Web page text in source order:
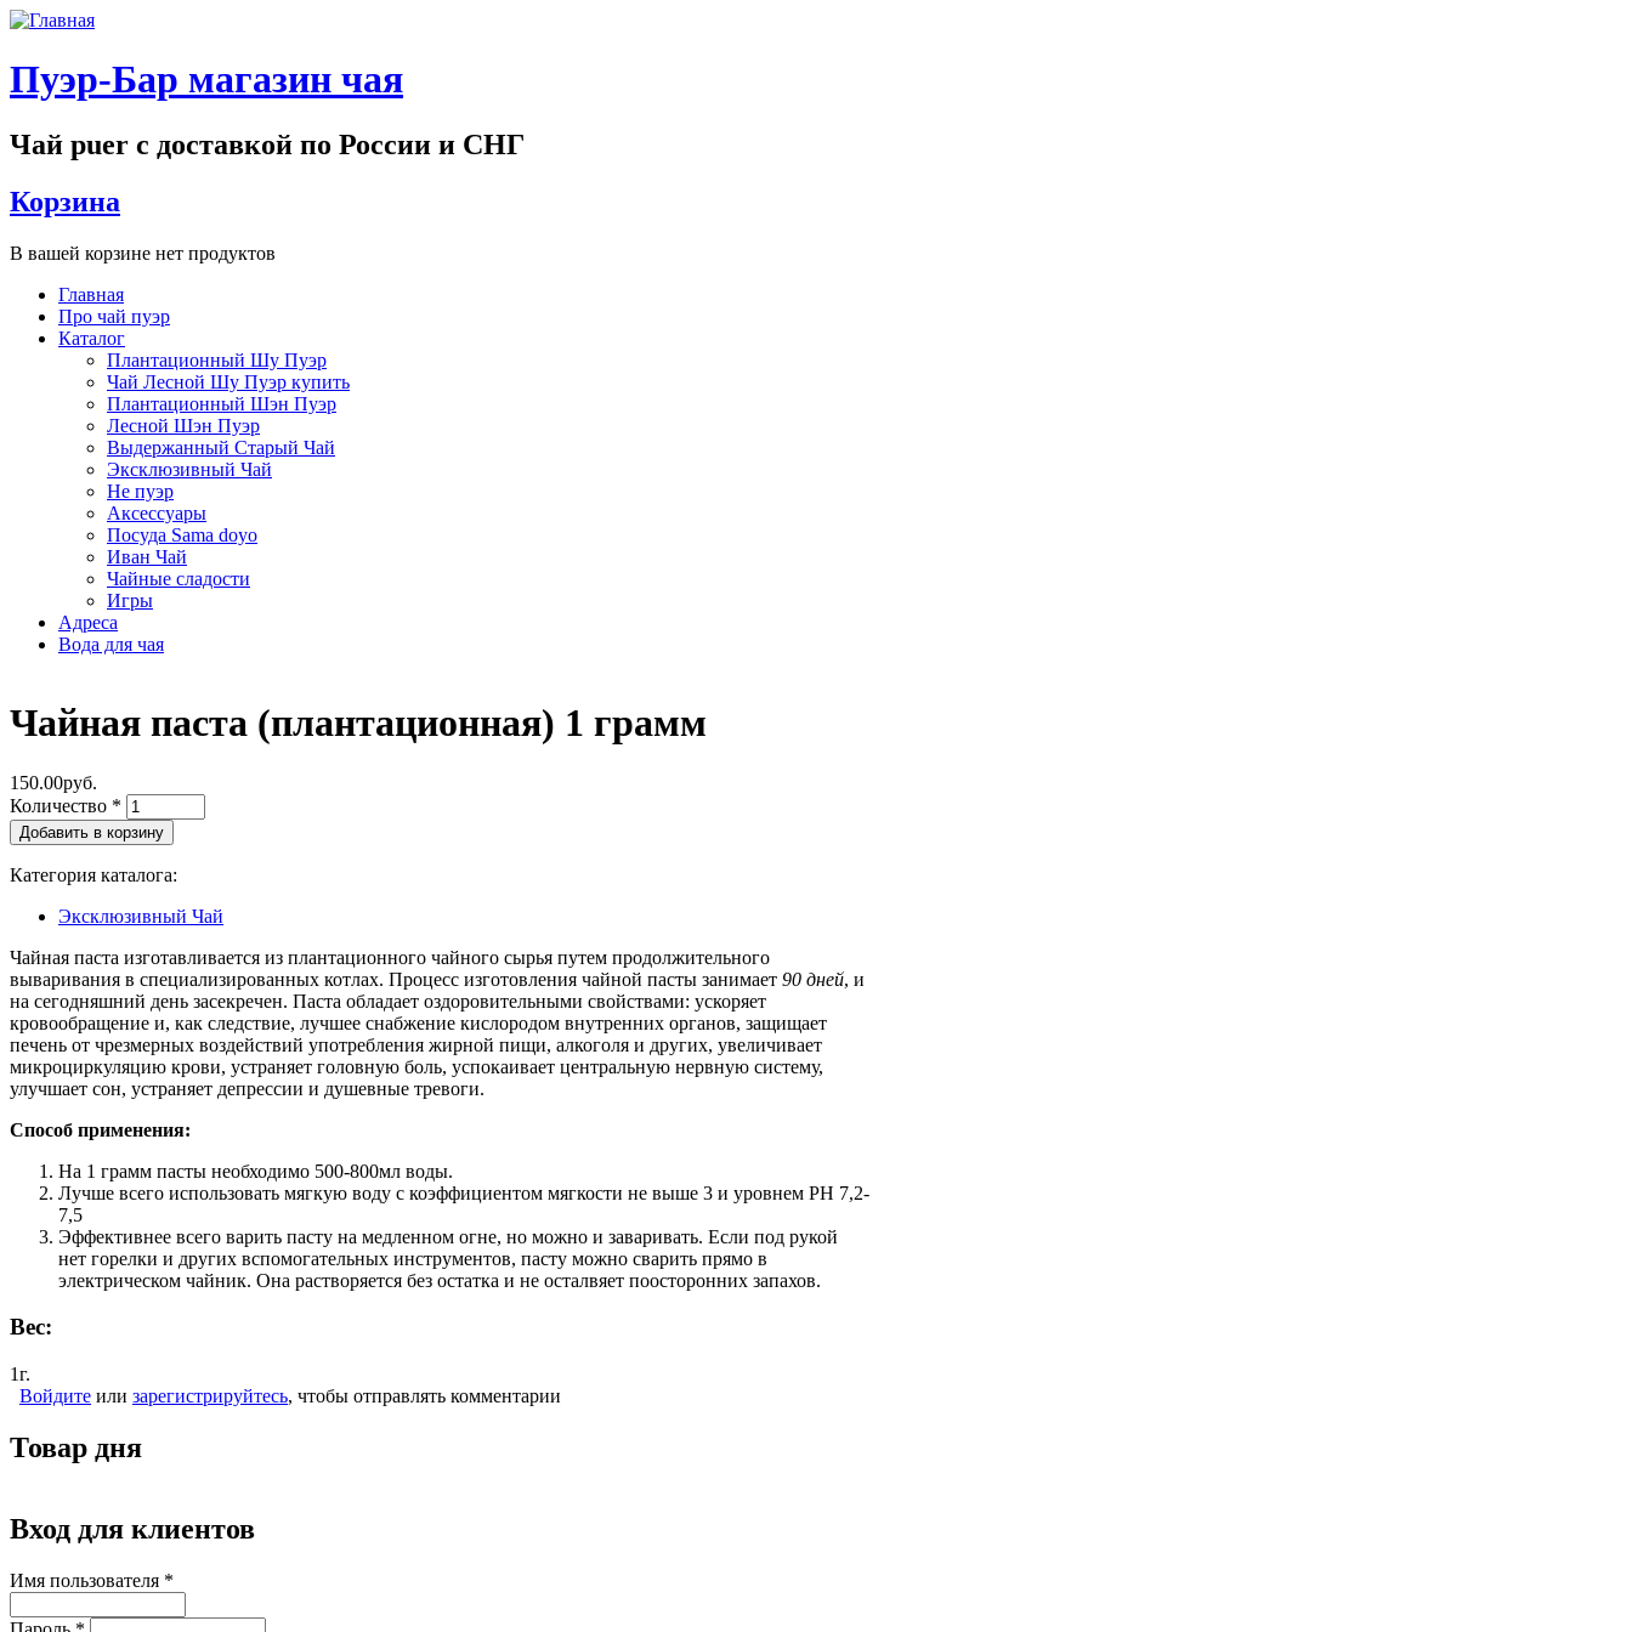
Перейти к основному содержанию
Пуэр-Бар магазин чая
Чай puer с доставкой по России и СНГ
Корзина
В вашей корзине нет продуктов
Main menu
Главная
Про чай пуэр
Каталог
Плантационный Шу Пуэр
Чай Лесной Шу Пуэр купить
Плантационный Шэн Пуэр
Лесной Шэн Пуэр
Выдержанный Старый Чай
Эксклюзивный Чай
Не пуэр
Аксессуары
Посуда Sama doyo
Иван Чай
Чайные сладости
Игры
Адреса
Вода для чая
Чайная паста (плантационная) 1 грамм
150.00руб.
Количество *
Категория каталога:
Эксклюзивный Чай
Чайная паста изготавливается из плантационного чайного сырья путем продолжительного
вываривания в специализированных котлах. Процесс изготовления чайной пасты занимает 90 дней, и
на сегодняшний день засекречен. Паста обладает оздоровительными свойствами: ускоряет
кровообращение и, как следствие, лучшее снабжение кислородом внутренних органов, защищает
печень от чрезмерных воздействий употребления жирной пищи, алкоголя и других, увеличивает
микроциркуляцию крови, устраняет головную боль, успокаивает центральную нервную систему,
улучшает сон, устраняет депрессии и душевные тревоги.
Способ применения:
На 1 грамм пасты необходимо 500-800мл воды.
Лучше всего использовать мягкую воду с коэффициентом мягкости не выше 3 и уровнем РН 7,2-
7,5
Эффективнее всего варить пасту на медленном огне, но можно и заваривать. Если под рукой
нет горелки и других вспомогательных инструментов, пасту можно сварить прямо в
электрическом чайник. Она растворяется без остатка и не осталвяет поосторонних запахов.
Вес:
1г.
Войдите или зарегистрируйтесь, чтобы отправлять комментарии
Товар дня
Вход для клиентов
Имя пользователя *